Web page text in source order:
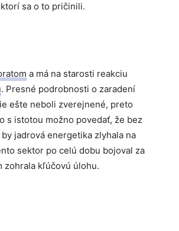
sa o to pričinili.
a má na starosti reakciu
. Presné podrobnosti o zaradení
ešte neboli zverejnené, preto
s istotou možno povedať, že bez
by jadrová energetika zlyhala na
sektor po celú dobu bojoval za
zohrala kľúčovú úlohu.